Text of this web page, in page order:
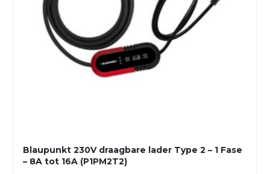
Blaupunkt 230V draagbare lader Type 2 – 1 Fase
– 8A tot 16A (P1PM2T2)